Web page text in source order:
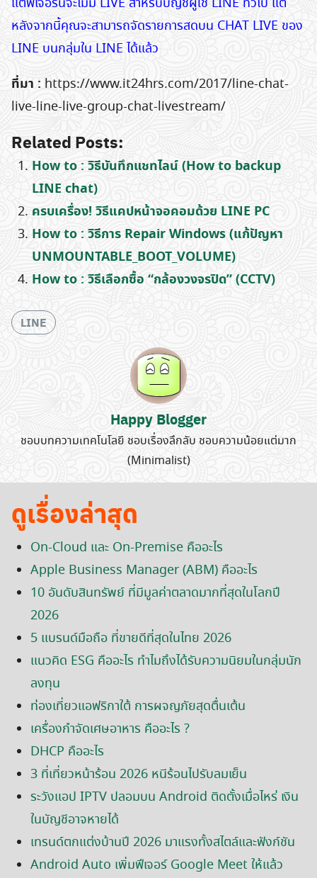
Search
for:
หลังจากนี้คุณจะสามารถจัดรายการสดบน CHAT LIVE ของ
LINE บนกลุ่มใน LINE ได้แล้ว
ที่มา : https://www.it24hrs.com/2017/line-chat-
live-line-live-group-chat-livestream/
Related Posts:
How to : วิธีบันทึกแชทไลน์ (How to backup
LINE chat)
ครบเครื่อง! วิธีแคปหน้าจอคอมด้วย LINE PC
How to : วิธีการ Repair Windows (แก้ปัญหา
UNMOUNTABLE_BOOT_VOLUME)
How to : วิธีเลือกซื้อ “กล้องวงจรปิด” (CCTV)
LINE
Happy Blogger
ชอบบทความเทคโนโลยี ชอบเรื่องลึกลับ ชอบความน้อยแต่มาก
(Minimalist)
ดูเรื่องล่าสุด
On-Cloud และ On-Premise คืออะไร
Apple Business Manager (ABM) คืออะไร
10 อันดับสินทรัพย์ ที่มีมูลค่าตลาดมากที่สุดในโลกปี
2026
5 แบรนด์มือถือ ที่ขายดีที่สุดในไทย 2026
แนวคิด ESG คืออะไร ทำไมถึงได้รับความนิยมในกลุ่มนัก
ลงทุน
ท่องเที่ยวแอฟริกาใต้ การผจญภัยสุดตื่นเต้น
เครื่องกำจัดเศษอาหาร คืออะไร ?
DHCP คืออะไร
3 ที่เที่ยวหน้าร้อน 2026 หนีร้อนไปรับลมเย็น
ระวังแอป IPTV ปลอมบน Android ติดตั้งเมื่อไหร่ เงิน
ในบัญชีอาจหายได้
เทรนด์ตกแต่งบ้านปี 2026 มาแรงทั้งสไตล์และฟังก์ชัน
Android Auto เพิ่มฟีเจอร์ Google Meet ให้แล้ว